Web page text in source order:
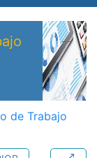
de Trabajo